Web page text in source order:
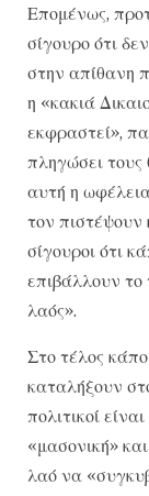
Επομένως,
σίγουρο ότι
στην απίθανη
η «κακιά
εκφραστεί»,
πληγώσει τους
αυτή η
τον πιστέψουν
σίγουροι ότι
επιβάλλουν το
λαός».
Στο τέλος
καταλήξουν
πολιτικοί
«μασονική»
λαό να